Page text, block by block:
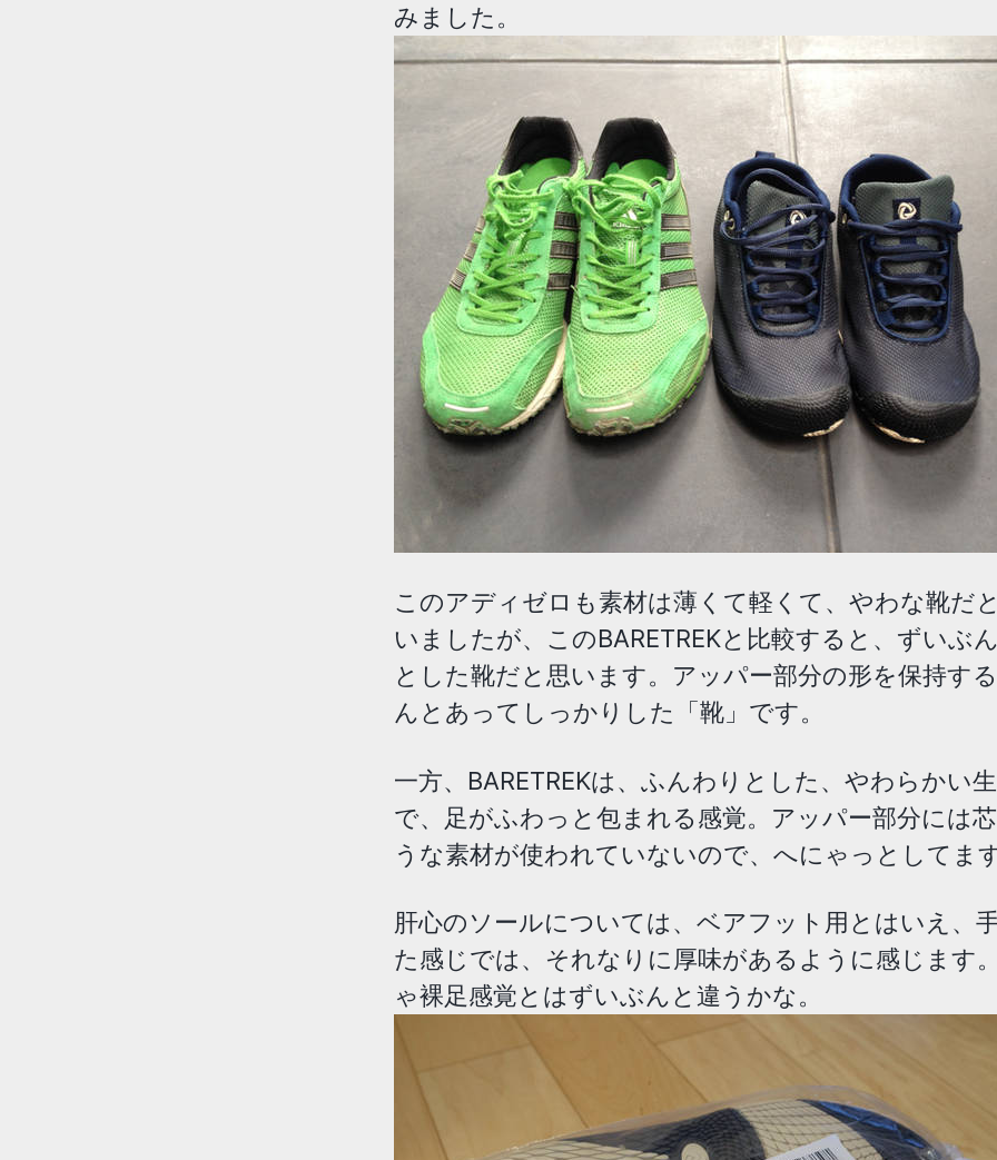
みました。
このアディゼロも素材は薄くて軽くて、やわな靴だ
いましたが、このBARETREKと比較すると、ずいぶ
とした靴だと思います。アッパー部分の形を保持す
んとあってしっかりした「靴」です。
一方、BARETREKは、ふんわりとした、やわらかい
で、足がふわっと包まれる感覚。アッパー部分には
うな素材が使われていないので、へにゃっとしてま
肝心のソールについては、ベアフット用とはいえ、
た感じでは、それなりに厚味があるように感じます
ゃ裸足感覚とはずいぶんと違うかな。